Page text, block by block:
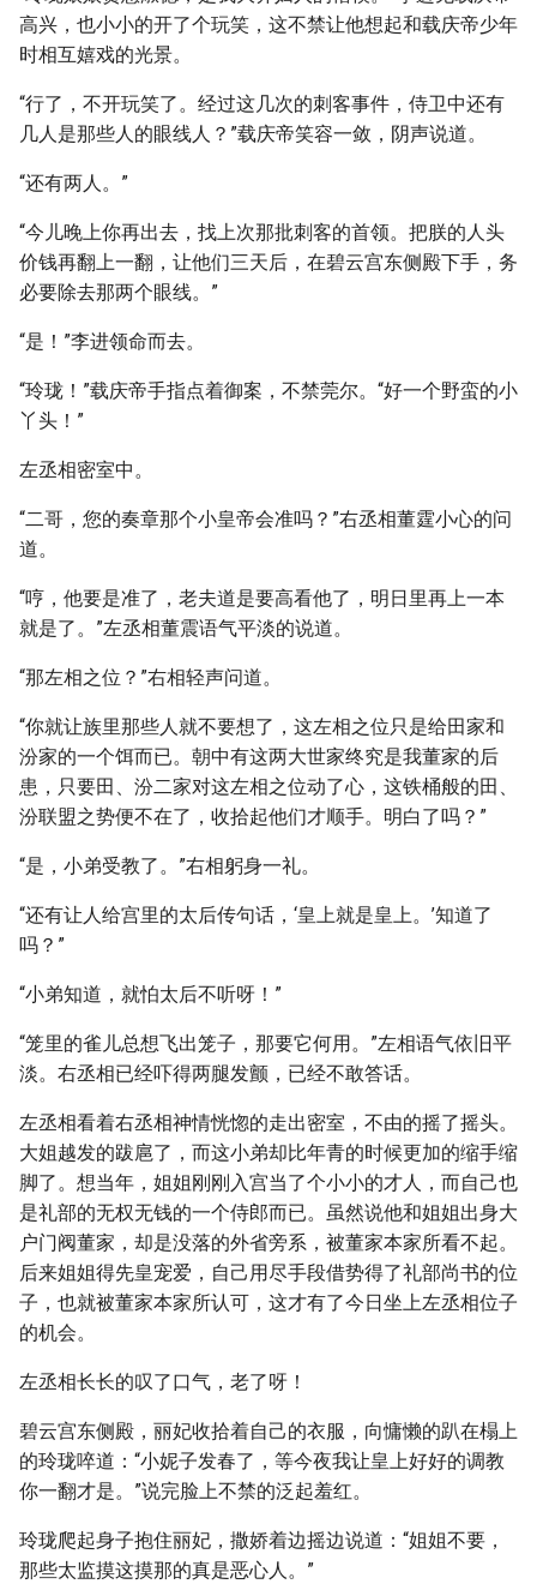
高兴，也小小的开了个玩笑，这不禁让他想起和载庆帝少年
时相互嬉戏的光景。
“行了，不开玩笑了。经过这几次的刺客事件，侍卫中还有
几人是那些人的眼线人？”载庆帝笑容一敛，阴声说道。
“还有两人。”
“今儿晚上你再出去，找上次那批刺客的首领。把朕的人头
价钱再翻上一翻，让他们三天后，在碧云宫东侧殿下手，务
必要除去那两个眼线。”
“是！”李进领命而去。
“玲珑！”载庆帝手指点着御案，不禁莞尔。“好一个野蛮的小
丫头！”
左丞相密室中。
“二哥，您的奏章那个小皇帝会准吗？”右丞相董霆小心的问
道。
“哼，他要是准了，老夫道是要高看他了，明日里再上一本
就是了。”左丞相董震语气平淡的说道。
“那左相之位？”右相轻声问道。
“你就让族里那些人就不要想了，这左相之位只是给田家和
汾家的一个饵而已。朝中有这两大世家终究是我董家的后
患，只要田、汾二家对这左相之位动了心，这铁桶般的田、
汾联盟之势便不在了，收拾起他们才顺手。明白了吗？”
“是，小弟受教了。”右相躬身一礼。
“还有让人给宫里的太后传句话，‘皇上就是皇上。’知道了
吗？”
“小弟知道，就怕太后不听呀！”
“笼里的雀儿总想飞出笼子，那要它何用。”左相语气依旧平
淡。右丞相已经吓得两腿发颤，已经不敢答话。
左丞相看着右丞相神情恍惚的走出密室，不由的摇了摇头。
大姐越发的跋扈了，而这小弟却比年青的时候更加的缩手缩
脚了。想当年，姐姐刚刚入宫当了个小小的才人，而自己也
是礼部的无权无钱的一个侍郎而已。虽然说他和姐姐出身大
户门阀董家，却是没落的外省旁系，被董家本家所看不起。
后来姐姐得先皇宠爱，自己用尽手段借势得了礼部尚书的位
子，也就被董家本家所认可，这才有了今日坐上左丞相位子
的机会。
左丞相长长的叹了口气，老了呀！
碧云宫东侧殿，丽妃收拾着自己的衣服，向慵懒的趴在榻上
的玲珑啐道：“小妮子发春了，等今夜我让皇上好好的调教
你一翻才是。”说完脸上不禁的泛起羞红。
玲珑爬起身子抱住丽妃，撒娇着边摇边说道：“姐姐不要，
那些太监摸这摸那的真是恶心人。”